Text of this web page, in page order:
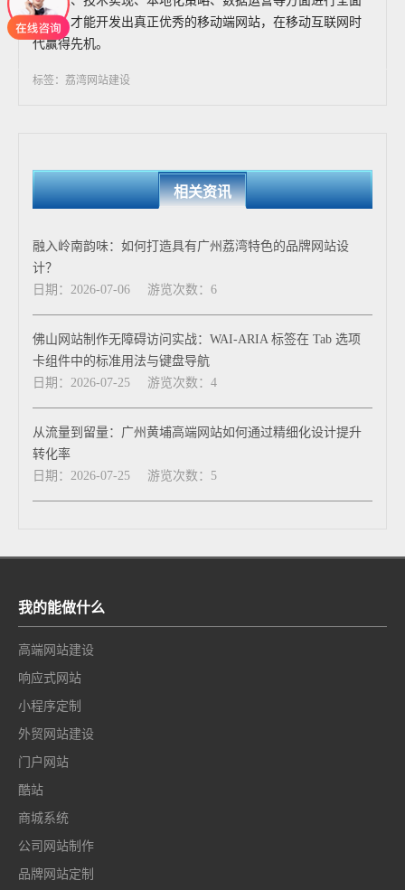
考量，才能开发出真正优秀的移动端网站，在移动互联网时
代赢得先机。
标签：荔湾网站建设
相关资讯
融入岭南韵味：如何打造具有广州荔湾特色的品牌网站设
计？
日期：2026-07-06
游览次数：6
佛山网站制作无障碍访问实战：WAI-ARIA 标签在 Tab 选项
卡组件中的标准用法与键盘导航
日期：2026-07-25
游览次数：4
从流量到留量：广州黄埔高端网站如何通过精细化设计提升
转化率
日期：2026-07-25
游览次数：5
我的能做什么
高端网站建设
响应式网站
小程序定制
外贸网站建设
门户网站
酷站
商城系统
公司网站制作
品牌网站定制